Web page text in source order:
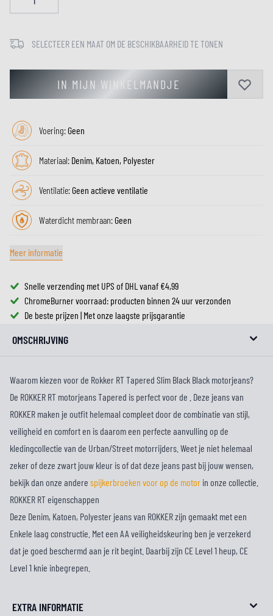
SELECTEER EEN MAAT OM DE BESCHIKBAARHEID TE TONEN
IN MIJN WINKELMANDJE
Voering:Geen
Materiaal: Denim, Katoen, Polyester
Ventilatie:Geen actieve ventilatie
Waterdicht membraan:Geen
Meer informatie
Snelle verzending met UPS of DHL vanaf €4,99
ChromeBurner voorraad: producten binnen 24 uur verzonden
De beste prijzen | Met onze laagste prijsgarantie
OMSCHRIJVING
Waarom kiezen voor de Rokker RT Tapered Slim Black Black motorjeans?
De ROKKER RT motorjeans Tapered is perfect voor de . Deze jeans van
ROKKER maken je outfit helemaal compleet door de combinatie van stijl,
veiligheid en comfort en is daarom een perfecte aanvulling op de
kledingcollectie van de Urban/Street motorrijders. Weet je niet helemaal
zeker of deze zwart jouw kleur is of dat deze jeans past bij jouw wensen,
bekijk dan onze andere spijkerbroeken voor op de motor in onze collectie.
ROKKER RT eigenschappen
Deze Denim, Katoen, Polyester jeans van ROKKER zijn gemaakt met een
Enkele laag constructie. Met een AA veiligheidskeuring ben je verzekerd
dat je goed beschermd aan je rit begint. Daarbij zijn CE Level 1 heup, CE
Level 1 knie inbegrepen.
EXTRA INFORMATIE